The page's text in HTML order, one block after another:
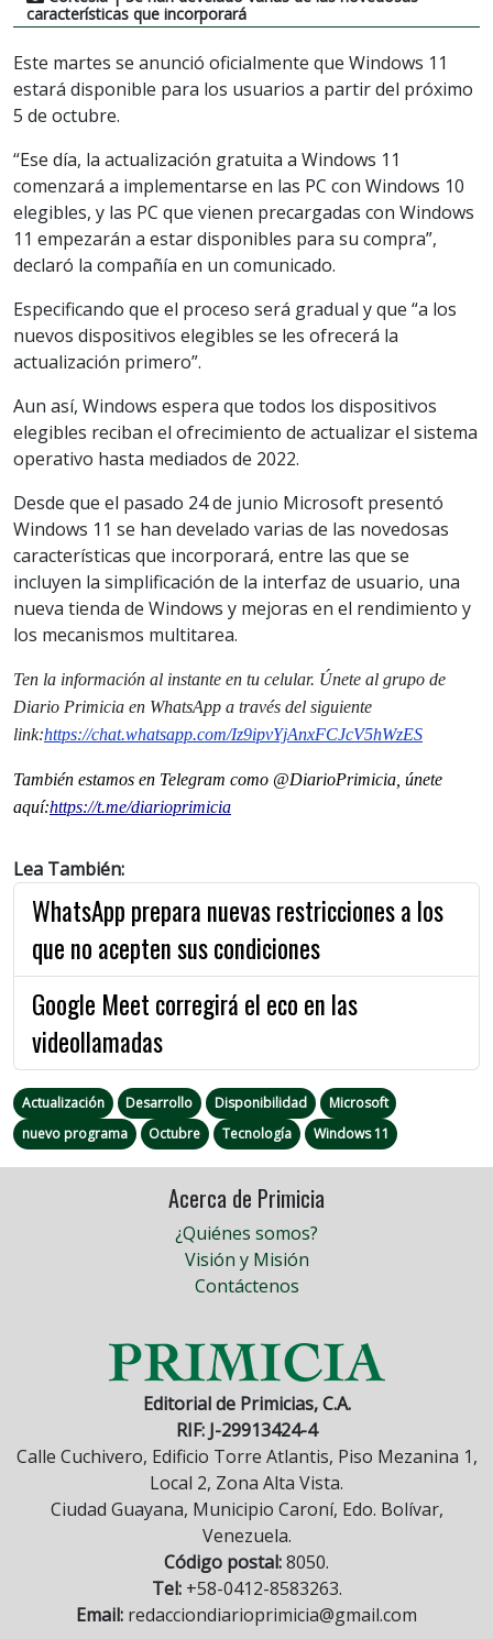
características que incorporará
Este martes se anunció oficialmente que Windows 11
estará disponible para los usuarios a partir del próximo
5 de octubre.
“Ese día, la actualización gratuita a Windows 11
comenzará a implementarse en las PC con Windows 10
elegibles, y las PC que vienen precargadas con Windows
11 empezarán a estar disponibles para su compra”,
declaró la compañía en un comunicado.
Especificando que el proceso será gradual y que “a los
nuevos dispositivos elegibles se les ofrecerá la
actualización primero”.
Aun así, Windows espera que todos los dispositivos
elegibles reciban el ofrecimiento de actualizar el sistema
operativo hasta mediados de 2022.
Desde que el pasado 24 de junio Microsoft presentó
Windows 11 se han develado varias de las novedosas
características que incorporará, entre las que se
incluyen la simplificación de la interfaz de usuario, una
nueva tienda de Windows y mejoras en el rendimiento y
los mecanismos multitarea.
Ten la información al instante en tu celular. Únete al grupo de
Diario Primicia en WhatsApp a través del siguiente
link:https://chat.whatsapp.com/Iz9ipvYjAnxFCJcV5hWzES
También estamos en Telegram como @DiarioPrimicia, únete
aquí:https://t.me/diarioprimicia
Lea También:
WhatsApp prepara nuevas restricciones a los
que no acepten sus condiciones
Google Meet corregirá el eco en las
videollamadas
Actualización Desarrollo Disponibilidad
Microsoft
nuevo programa
Octubre Tecnología Windows 11
Acerca de Primicia
¿Quiénes somos?
Visión y Misión
Contáctenos
Editorial de Primicias, C.A.
RIF: J-29913424-4
Calle Cuchivero, Edificio Torre Atlantis, Piso Mezanina 1,
Local 2, Zona Alta Vista.
Ciudad Guayana, Municipio Caroní, Edo. Bolívar,
Venezuela.
Código postal:8050.
Tel:+58-0412-8583263.
Email: redacciondiarioprimicia@gmail.com